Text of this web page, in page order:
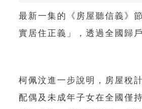
最新一集的《房屋聽信義》
實居住正義」，透過全國歸
柯佩汶進一步說明，房屋稅
配偶及未成年子女在全國僅